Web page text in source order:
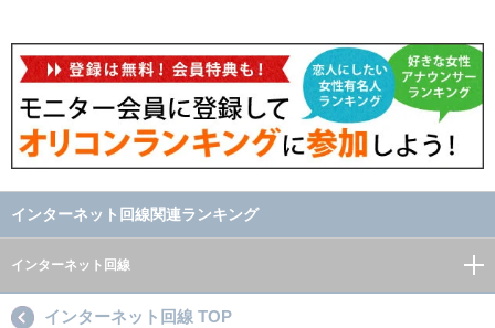
インターネット回線関連ランキング
インターネット回線
インターネット回線 TOP